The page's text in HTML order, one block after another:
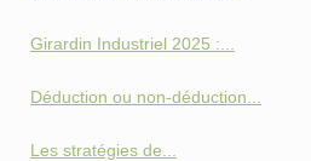
Girardin Industriel 2025 :...
Déduction ou non-déduction...
Les stratégies de...